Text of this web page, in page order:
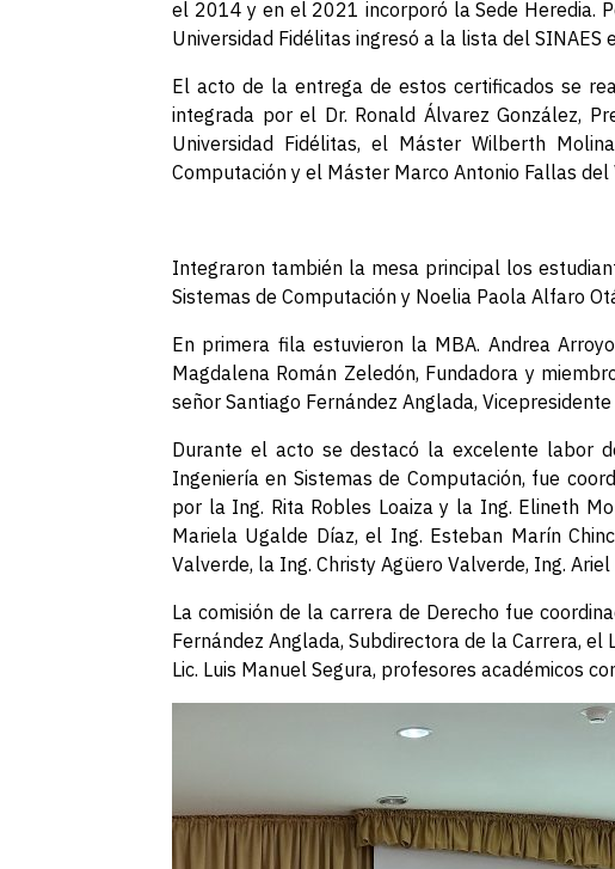
el 2014 y en el 2021 incorporó la Sede Heredia.
Universidad Fidélitas ingresó a la lista del
El acto de la entrega de estos certificados se
integrada por el Dr. Ronald Álvarez González,
Universidad Fidélitas, el Máster Wilberth
Computación y el Máster Marco Antonio Fallas
Integraron también la mesa principal los
Sistemas de Computación y Noelia Paola Alfaro
En primera fila estuvieron la MBA. Andrea
Magdalena Román Zeledón, Fundadora y
señor Santiago Fernández Anglada,
Durante el acto se destacó la excelente labor
Ingeniería en Sistemas de Computación, fue
por la Ing. Rita Robles Loaiza y la Ing. Elineth
Mariela Ugalde Díaz, el Ing. Esteban Marín
Valverde, la Ing. Christy Agüero Valverde, Ing.
La comisión de la carrera de Derecho fue
Fernández Anglada, Subdirectora de la Carrera, el
Lic. Luis Manuel Segura, profesores académicos